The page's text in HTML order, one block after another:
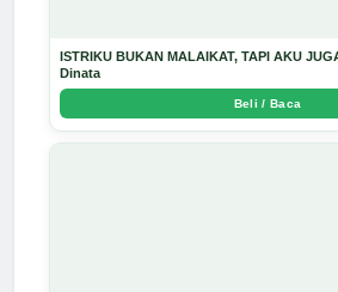
ISTRIKU BUKAN MALAIKAT, TAPI AKU
Dinata
Beli / Baca